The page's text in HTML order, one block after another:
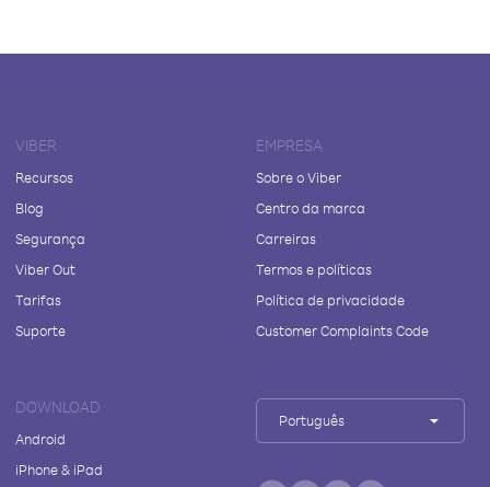
VIBER
Recursos
Blog
Segurança
Viber Out
Tarifas
Suporte
EMPRESA
Sobre o Viber
Centro da marca
Carreiras
Termos e políticas
Política de privacidade
Customer Complaints Code
DOWNLOAD
Android
iPhone & iPad
Português